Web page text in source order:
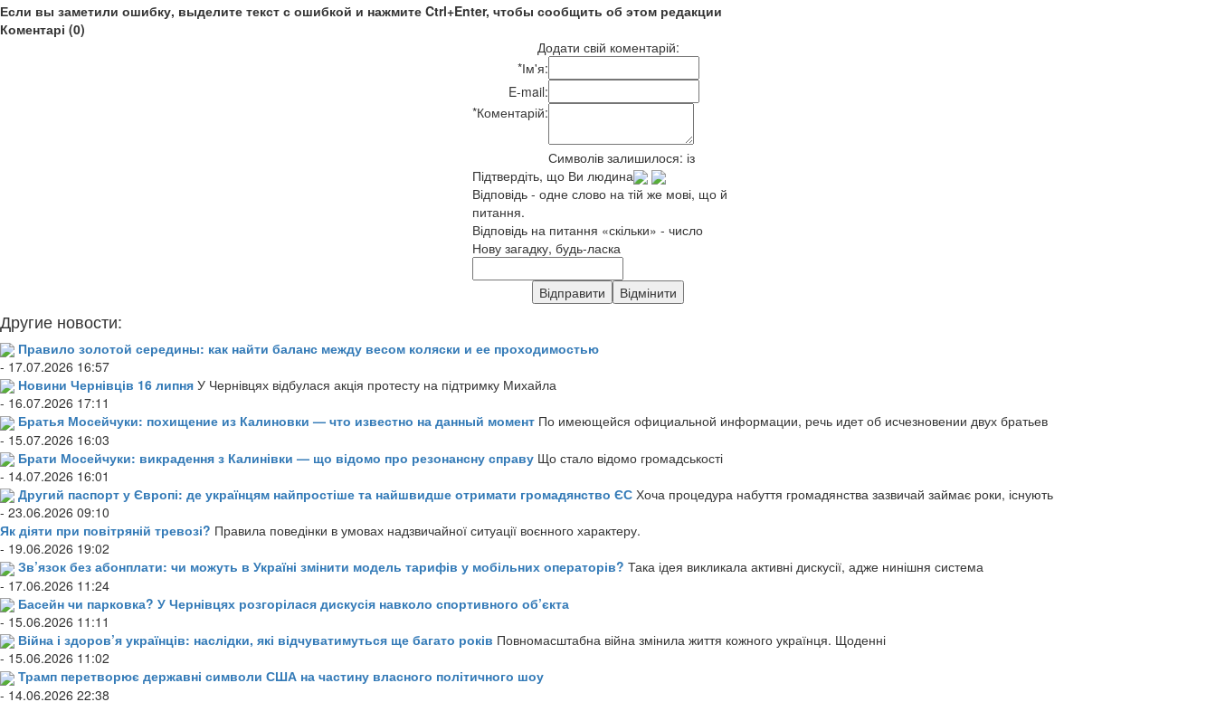
Если вы заметили ошибку, выделите текст с ошибкой и нажмите Ctrl+Enter, чтобы сообщить об этом редакции
Коментарі (0)
Додати свій коментарій:
*Ім'я:
E-mail:
*Коментарій:
Символів залишилося: із
Підтвердіть, що Ви людина
Відповідь - одне слово на тій же мові, що й
питання.
Відповідь на питання «скільки» - число
Нову загадку, будь-ласка
Другие новости:
Правило золотой середины: как найти баланс между весом коляски и ее проходимостью
- 17.07.2026 16:57
Новини Чернівців 16 липня У Чернівцях відбулася акція протесту на підтримку Михайла
- 16.07.2026 17:11
Братья Мосейчуки: похищение из Калиновки — что известно на данный момент По имеющейся официальной информации, речь идет об исчезновении двух братьев
- 15.07.2026 16:03
Брати Мосейчуки: викрадення з Калинівки — що відомо про резонансну справу Що стало відомо громадськості
- 14.07.2026 16:01
Другий паспорт у Європі: де українцям найпростіше та найшвидше отримати громадянство ЄС Хоча процедура набуття громадянства зазвичай займає роки, існують
- 23.06.2026 09:10
Як діяти при повітряній тревозі? Правила поведінки в умовах надзвичайної ситуації воєнного характеру.
- 19.06.2026 19:02
Зв’язок без абонплати: чи можуть в Україні змінити модель тарифів у мобільних операторів? Така ідея викликала активні дискусії, адже нинішня система
- 17.06.2026 11:24
Басейн чи парковка? У Чернівцях розгорілася дискусія навколо спортивного об’єкта
- 15.06.2026 11:11
Війна і здоров’я українців: наслідки, які відчуватимуться ще багато років Повномасштабна війна змінила життя кожного українця. Щоденні
- 15.06.2026 11:02
Трамп перетворює державні символи США на частину власного політичного шоу
- 14.06.2026 22:38